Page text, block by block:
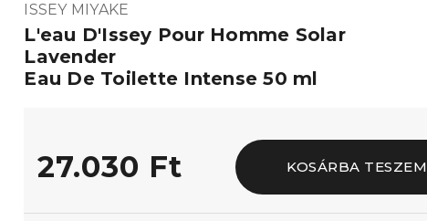
ISSEY MIYAKE
L'eau D'Issey Pour Homme Solar
Lavender
Eau De Toilette Intense 50 ml
27.030 Ft KOSÁRBA TESZEM